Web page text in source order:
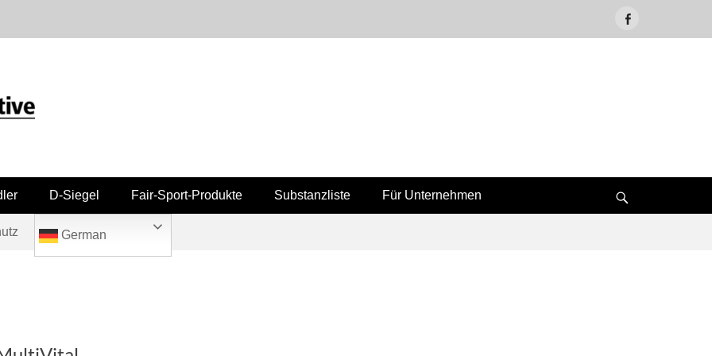
D-Siegel Fair-Sport-Produkte Substanzliste Für Unternehmen
German